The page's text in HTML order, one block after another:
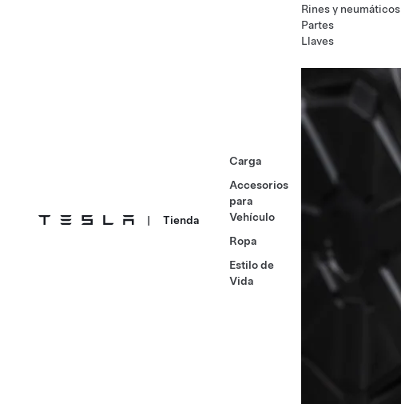
| Tienda
Carga
Accesorios
para
Vehículo
Ropa
Estilo de
Vida
Rines y neumáticos
Partes
Llaves